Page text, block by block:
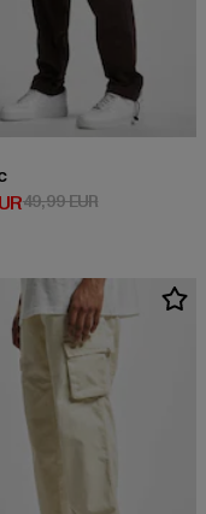
Preis: 41,99 EUR
49,99 EURAktionspreis: